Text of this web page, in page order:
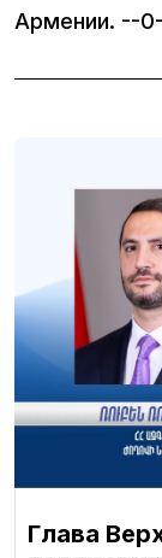
Армении. --
Глава